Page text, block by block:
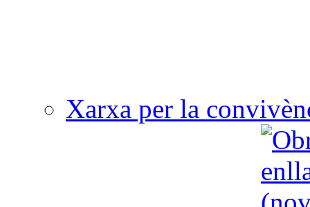
Xarxa per la